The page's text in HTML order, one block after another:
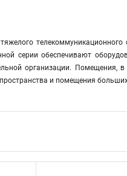
телекоммуникационного
серии обеспечивают
организации. Помещения,
и помещения